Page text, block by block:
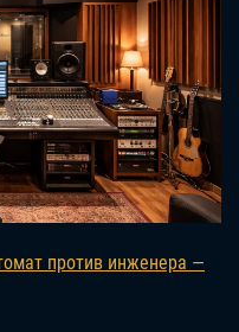
против инженера —